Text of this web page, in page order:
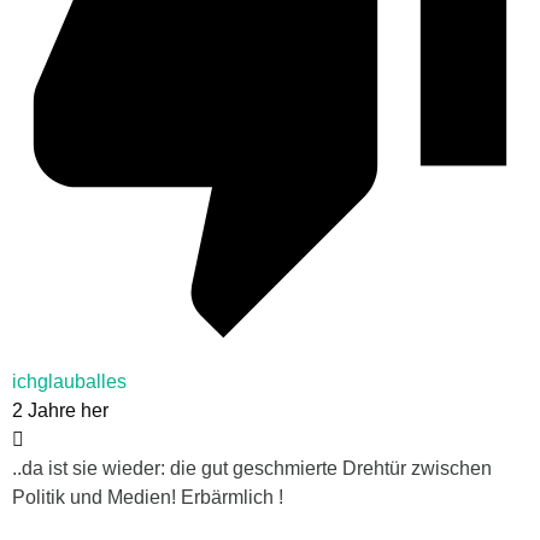
ichglauballes
2 Jahre her
..da ist sie wieder: die gut geschmierte Drehtür zwischen
Politik und Medien! Erbärmlich !